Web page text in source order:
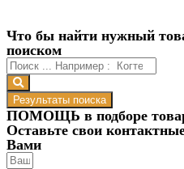
Что бы найти нужный
поиском
Результаты поиска
ПОМОЩЬ в подборе
Оставьте свои
Вами